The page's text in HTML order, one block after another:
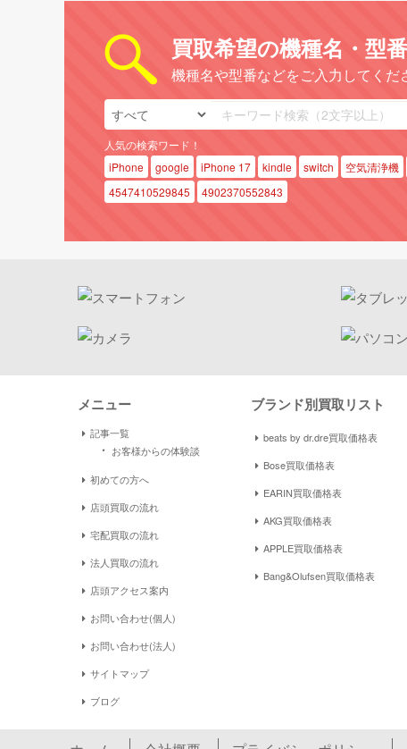
買取希望の機種名・型
機種名や型番などをご入力してくだ
人気の検索ワード！
iPhone
google iPhone 17 kindle switch 空気清浄機
4547410529845
4902370552843
メニュー
記事一覧
・ お客様からの体験談
初めての方へ
店頭買取の流れ
宅配買取の流れ
法人買取の流れ
店頭アクセス案内
お問い合わせ(個人)
お問い合わせ(法人)
サイトマップ
ブログ
ブランド別買取リスト
beats by dr.dre買取価格表
Bose買取価格表
EARIN買取価格表
AKG買取価格表
APPLE買取価格表
Bang&Olufsen買取価格表